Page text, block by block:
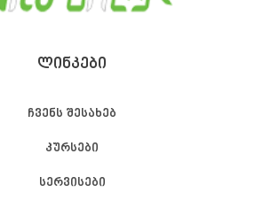
ᲚᲘᲜᲙᲔᲑᲘ
ჩვენს შესახებ
კურსები
სერვისები